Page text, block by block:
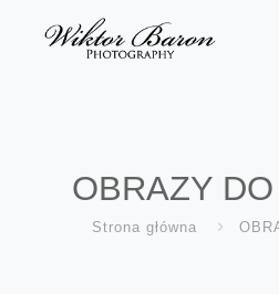
OBRAZY
Strona główna